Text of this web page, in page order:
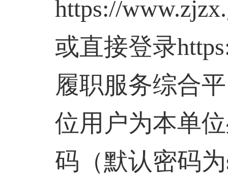
https://
或直接登录
履职服务综合
位用户为本单
码（默认密码为